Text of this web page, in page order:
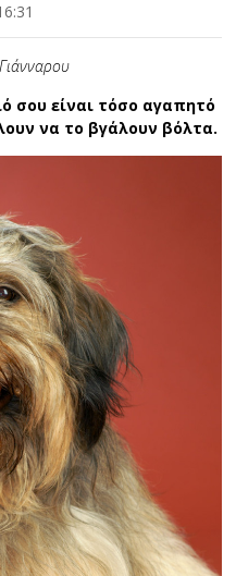
σου είναι τόσο αγαπητό
να το βγάλουν βόλτα.